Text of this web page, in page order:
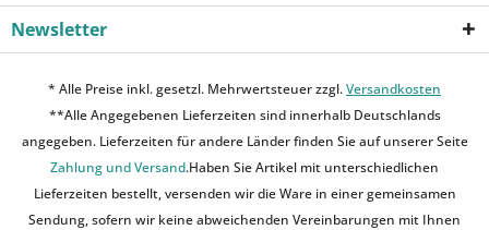
Newsletter
* Alle Preise inkl. gesetzl. Mehrwertsteuer zzgl.Versandkosten
**Alle Angegebenen Lieferzeiten sind innerhalb Deutschlands
angegeben. Lieferzeiten für andere Länder finden Sie auf unserer Seite
Zahlung und Versand.Haben Sie Artikel mit unterschiedlichen
Lieferzeiten bestellt, versenden wir die Ware in einer gemeinsamen
Sendung, sofern wir keine abweichenden Vereinbarungen mit Ihnen